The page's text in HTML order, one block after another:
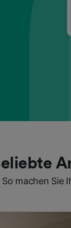
So machen Sie